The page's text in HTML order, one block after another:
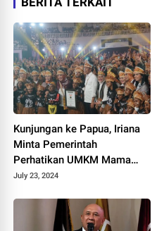
Kunjungan ke Papua, Iriana
Minta Pemerintah
Perhatikan UMKM Mama
Mama
July 23, 2024